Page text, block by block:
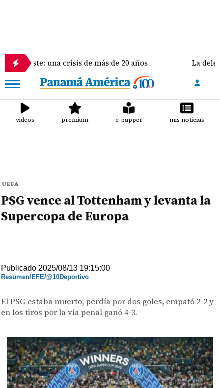
una crisis de más de 20 años La delegación
videos premium e-papper mis noticias
UEFA
PSG vence al Tottenham y levanta la
Supercopa de Europa
Publicado 2025/08/13 19:15:00
Resumen/EFE/@10Deportivo
El PSG estaba muerto, perdía por dos goles, empató 2-2 y
en los tiros por la vía penal ganó 4-3.